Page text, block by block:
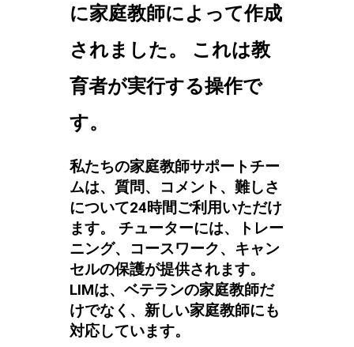
に家庭教師によって作成
されました。 これは教
育者が実行する操作で
す。
私たちの家庭教師サポートチー
ムは、質問、コメント、難しさ
について24時間ご利用いただけ
ます。 チューターには、トレー
ニング、コースワーク、キャン
セルの保護が提供されます。
LIMは、ベテランの家庭教師だ
けでなく、新しい家庭教師にも
対応しています。